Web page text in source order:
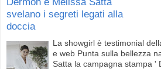
svelano i segreti legati alla
doccia
La showgirl è testimonial
e web Punta sulla bellezza
Satta la campagna stampa '